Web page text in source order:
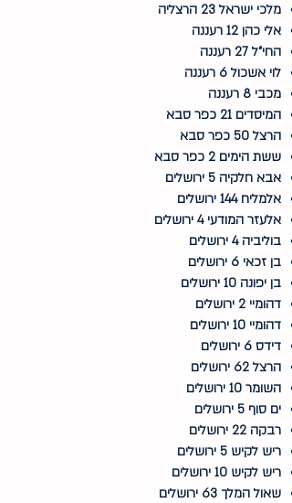
מלכי ישראל 23 הרצליה
אלי כהן 12 רעננה
החי"ל 27 רעננה
לוי אשכול 6 רעננה
מכבי 8 רעננה
המיסדים 21 כפר סבא
הרצל 50 כפר סבא
ששת הימים 2 כפר סבא
אבא חלקיה 5 ירושלים
אלמליח 144 ירושלים
אלעזר המודעי 4 ירושלים
בוליביה 4 ירושלים
בן זכאי 6 ירושלים
בן יפונה 10 ירושלים
דהומיי 2 ירושלים
דהומיי 10 ירושלים
דידס 6 ירושלים
הרצל 62 ירושלים
השומר 10 ירושלים
ים סוף 5 ירושלים
רבקה 22 ירושלים
ריש לקיש 5 ירושלים
ריש לקיש 10 ירושלים
שאול המלך 63 ירושלים